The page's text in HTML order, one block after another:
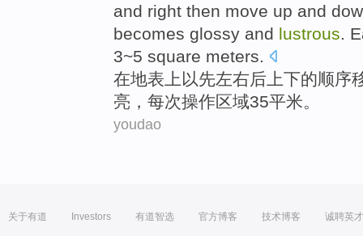
and right then move up and
becomes glossy and lustrous.
3~5 square meters.
在地表 上以先左右后 上下的顺序
亮 ， 每次操作区域35平米。
youdao
关于有道 Investors 有道智选 官方博客 技术博客 诚聘英才